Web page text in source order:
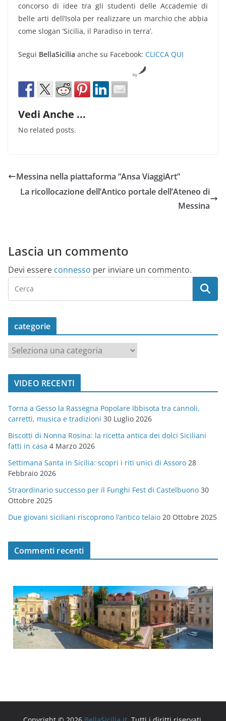
concorso di idee tra gli studenti delle Accademie di
belle arti dell’Isola per realizzare un marchio che abbia
come slogan ‘Sicilia, il Paradiso in terra’.
Segui BellaSicilia anche su Facebook: CLICCA QUI
by
Vedi Anche ...
No related posts.
Messina nella piattaforma “Ansa ViaggiArt”
La ricollocazione dell’Antico portale dell’Ateneo di
Messina
Lascia un commento
Devi essere connesso per inviare un commento.
categorie
a
t
o
r
i
e
VIDEO RECENTI
Torna a Gesso la Rassegna Popolare Ibbisota tra cannoli,
carretti, musica e tradizioni 30 Luglio 2026
Biscotti di Nonna Rosina: la ricetta antica dei dolci Siciliani
fatti in casa 4 Marzo 2026
Settimana Santa in Sicilia: scopri i riti unici di Assoro 28
Febbraio 2026
Straordinario successo per il Funghi Fest di Castelbuono 30
Ottobre 2025
Due giovani siciliani riscoprono l’antico telaio 20 Ottobre 2025
Commenti recenti